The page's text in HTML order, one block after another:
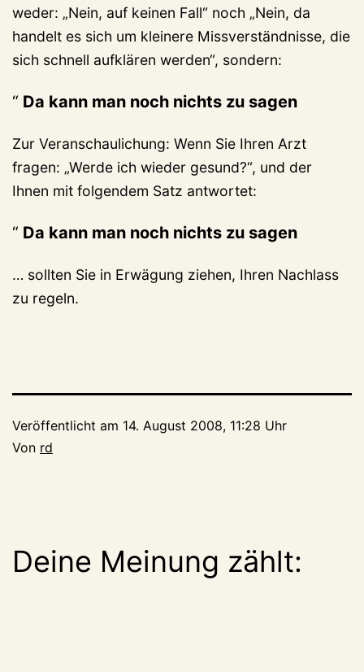
weder: „Nein, auf keinen Fall“ noch „Nein, da
handelt es sich um kleinere Missverständnisse, die
sich schnell aufklären werden“, sondern:
Da kann man noch nichts zu sagen
Zur Veranschaulichung: Wenn Sie Ihren Arzt
fragen: „Werde ich wieder gesund?“, und der
Ihnen mit folgendem Satz antwortet:
Da kann man noch nichts zu sagen
… sollten Sie in Erwägung ziehen, Ihren Nachlass
zu regeln.
Veröffentlicht am 14. August 2008, 11:28 Uhr
Von rd
Deine Meinung zählt: